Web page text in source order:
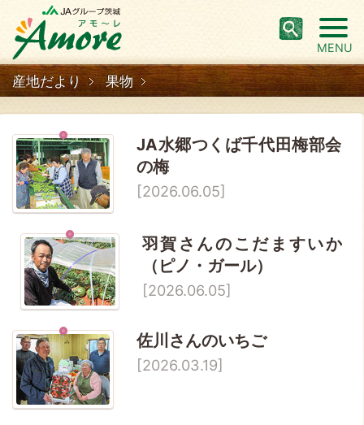
MENU
産地だより 果物
JA水郷つくば千代田梅部会
の梅
[2026.06.05]
羽賀さんのこだますいか
（ピノ・ガール）
[2026.06.05]
佐川さんのいちご
[2026.03.19]